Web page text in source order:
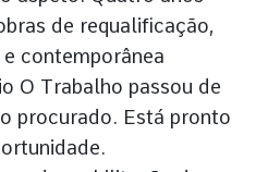
de requalificação,
contemporânea
O Trabalho passou de
procurado. Está pronto